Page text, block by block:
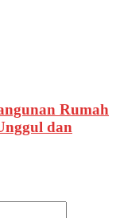
Rumah
dan